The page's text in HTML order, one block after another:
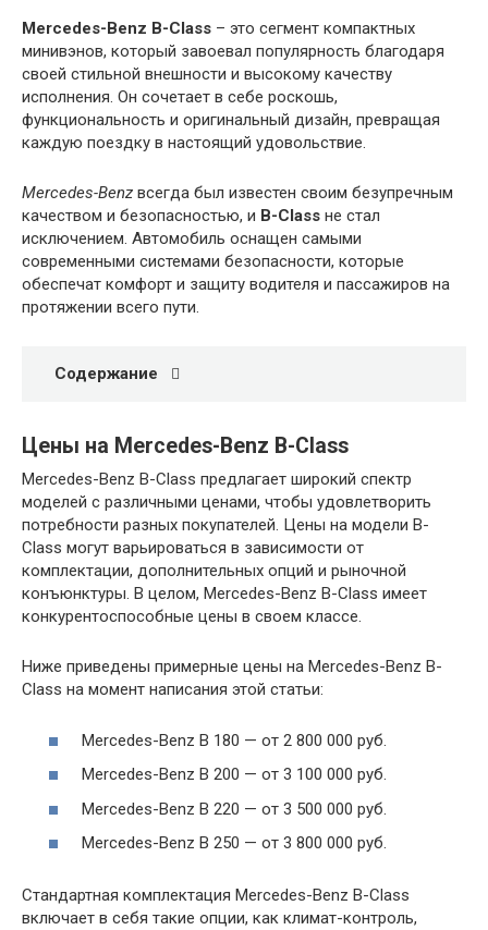
Mercedes-Benz B-Class – это сегмент компактных
минивэнов, который завоевал популярность благодаря
своей стильной внешности и высокому качеству
исполнения. Он сочетает в себе роскошь,
функциональность и оригинальный дизайн, превращая
каждую поездку в настоящий удовольствие.
Mercedes-Benz всегда был известен своим безупречным
качеством и безопасностью, и B-Class не стал
исключением. Автомобиль оснащен самыми
современными системами безопасности, которые
обеспечат комфорт и защиту водителя и пассажиров на
протяжении всего пути.
Содержание
Цены на Mercedes-Benz B-Class
Mercedes-Benz B-Class предлагает широкий спектр
моделей с различными ценами, чтобы удовлетворить
потребности разных покупателей. Цены на модели B-
Class могут варьироваться в зависимости от
комплектации, дополнительных опций и рыночной
конъюнктуры. В целом, Mercedes-Benz B-Class имеет
конкурентоспособные цены в своем классе.
Ниже приведены примерные цены на Mercedes-Benz B-
Class на момент написания этой статьи:
Mercedes-Benz B 180 — от 2 800 000 руб.
Mercedes-Benz B 200 — от 3 100 000 руб.
Mercedes-Benz B 220 — от 3 500 000 руб.
Mercedes-Benz B 250 — от 3 800 000 руб.
Стандартная комплектация Mercedes-Benz B-Class
включает в себя такие опции, как климат-контроль,